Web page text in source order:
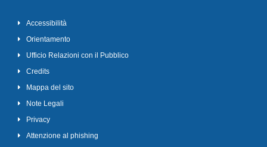
Accessibilità
Orientamento
Ufficio Relazioni con il Pubblico
Credits
Mappa del sito
Note Legali
Privacy
Attenzione al phishing